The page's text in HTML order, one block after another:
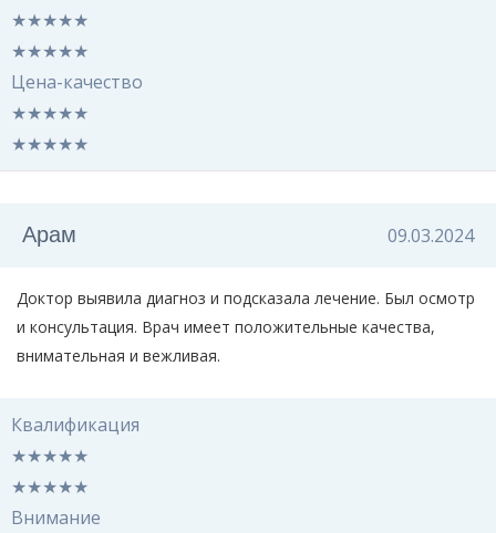
★★★★★
★★★★★
Цена-качество
★★★★★
★★★★★
Арам 09.03.2024
Доктор выявила диагноз и подсказала лечение. Был осмотр
и консультация. Врач имеет положительные качества,
внимательная и вежливая.
Квалификация
★★★★★
★★★★★
Внимание